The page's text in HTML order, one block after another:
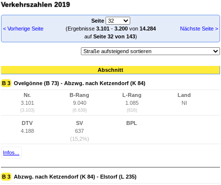
Verkehrszahlen 2019
< Vorherige Seite
Seite
(Ergebnisse 3.101- 3.200von 14.284
auf Seite 32 von 143)
Nächste Seite >
Abschnitt
B 3 Ovelgönne (B 73) - Abzwg. nach Ketzendorf (K 84)
Nr.
3.101
(3.103)
B-Rang
9.040
(6.639)
L-Rang
1.085
(816)
Land
NI
DTV
4.188
SV
637
(15,2%)
BPL
Infos...
B 3 Abzwg. nach Ketzendorf (K 84) - Elstorf (L 235)